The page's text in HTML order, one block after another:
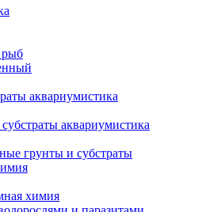
рыб
аквариумистика
аквариумистика
грунты и субстраты
химия